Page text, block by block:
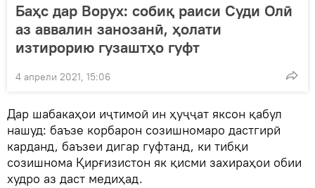
Баҳс дар Ворух: собиқ раиси Суди Олӣ
аз аввалин занозанӣ, ҳолати
изтирорию гузаштҳо гуфт
4 апрели 2021, 15:06
Дар шабакаҳои иҷтимоӣ ин ҳуҷҷат яксон қабул
нашуд: баъзе корбарон созишномаро дастгирӣ
карданд, баъзеи дигар гуфтанд, ки тибқи
созишнома Қирғизистон як қисми захираҳои обии
худро аз даст медиҳад.